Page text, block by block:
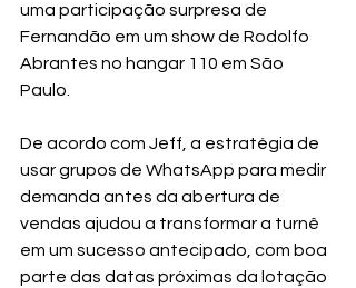
uma participação surpresa de
Fernandão em um show de Rodolfo
Abrantes no hangar 110 em São
Paulo.
De acordo com Jeff, a estratégia de
usar grupos de WhatsApp para medir
demanda antes da abertura de
vendas ajudou a transformar a turnê
em um sucesso antecipado, com boa
parte das datas próximas da lotação